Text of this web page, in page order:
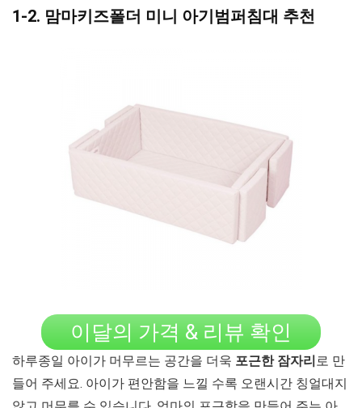
1-2. 맘마키즈폴더 미니 아기범퍼침대 추천
이달의 가격 & 리뷰 확인
하루종일 아이가 머무르는 공간을 더욱 포근한 잠자리로 만
들어 주세요. 아이가 편안함을 느낄 수록 오랜시간 칭얼대지